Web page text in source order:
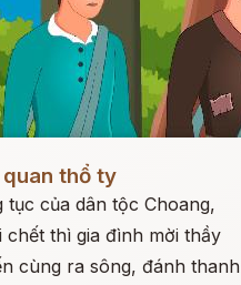
thổ ty
tục của dân tộc Choang,
chết thì gia đình mời thầy
cùng ra sông, đánh thanh